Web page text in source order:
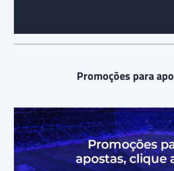
Promoções para